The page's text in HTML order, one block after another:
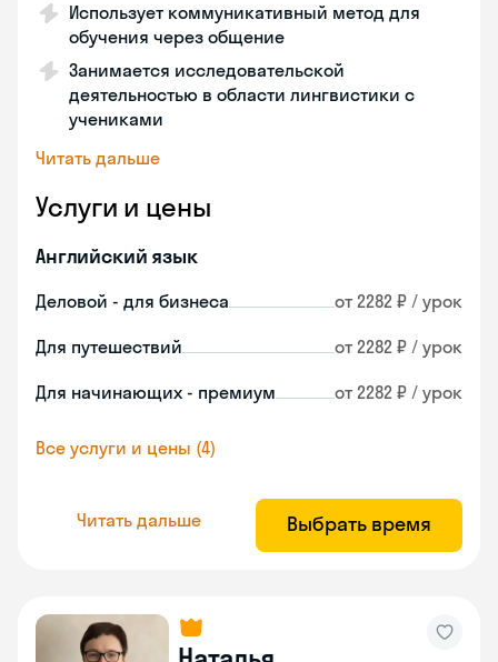
Использует коммуникативный метод для
обучения через общение
Занимается исследовательской
деятельностью в области лингвистики с
учениками
Читать дальше
Услуги и цены
Английский язык
Деловой - для бизнеса от 2282 ₽ / урок
Для путешествий от 2282 ₽ / урок
Для начинающих - премиум от 2282 ₽ / урок
Все услуги и цены (4)
Читать дальше Выбрать время